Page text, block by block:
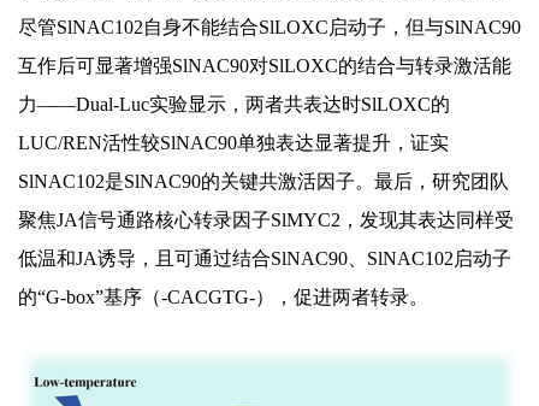
尽管SlNAC102自身不能结合SlLOXC启动子，但与SlNAC90
互作后可显著增强SlNAC90对SlLOXC的结合与转录激活能
力——Dual-Luc实验显示，两者共表达时SlLOXC的
LUC/REN活性较SlNAC90单独表达显著提升，证实
SlNAC102是SlNAC90的关键共激活因子。最后，研究团队
聚焦JA信号通路核心转录因子SlMYC2，发现其表达同样受
低温和JA诱导，且可通过结合SlNAC90、SlNAC102启动子
的“G-box”基序（-CACGTG-），促进两者转录。